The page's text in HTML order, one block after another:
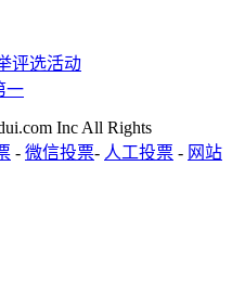
评选活动
一
Inc All Rights
- 微信投票- 人工投票 - 网站